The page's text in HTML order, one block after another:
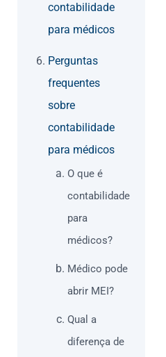
contabilidade
para médicos
Perguntas
frequentes
sobre
contabilidade
para médicos
O que é
contabilidade
para
médicos?
Médico pode
abrir MEI?
Qual a
diferença de